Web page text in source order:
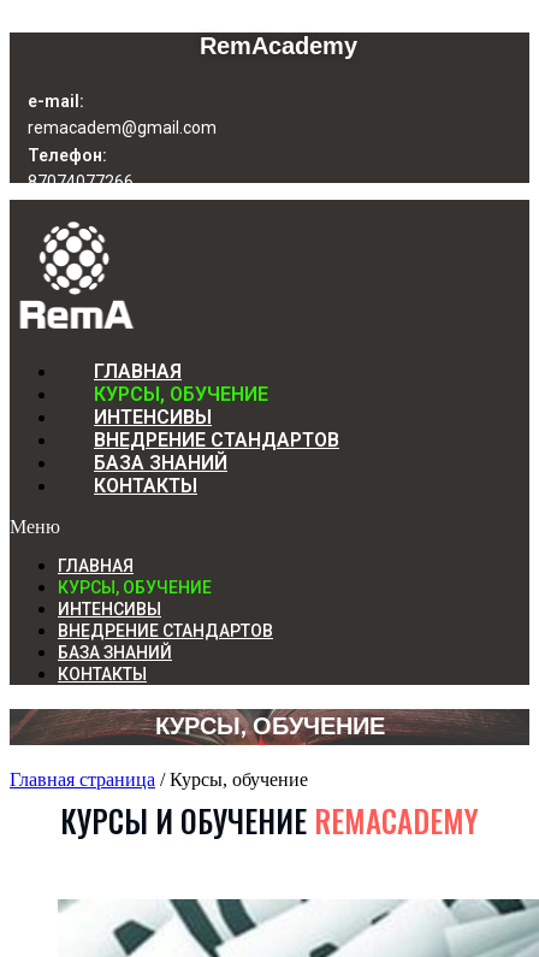
RemAcademy
e-mail:
remacadem@gmail.com
Телефон:
87074077266
ГЛАВНАЯ
КУРСЫ, ОБУЧЕНИЕ
ИНТЕНСИВЫ
ВНЕДРЕНИЕ СТАНДАРТОВ
БАЗА ЗНАНИЙ
КОНТАКТЫ
Меню
ГЛАВНАЯ
КУРСЫ, ОБУЧЕНИЕ
ИНТЕНСИВЫ
ВНЕДРЕНИЕ СТАНДАРТОВ
БАЗА ЗНАНИЙ
КОНТАКТЫ
КУРСЫ, ОБУЧЕНИЕ
Главная страница /Курсы, обучение
КУРСЫ И ОБУЧЕНИЕ REMACADEMY